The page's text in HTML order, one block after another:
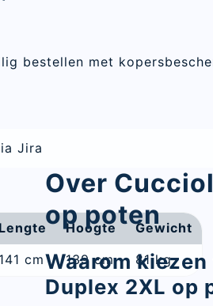
bestellen met
Jira
Lengte Hoogte
Gewicht
141 cm 139 cm 81 kg
Over
op poten
Waarom
Duplex 2XL op